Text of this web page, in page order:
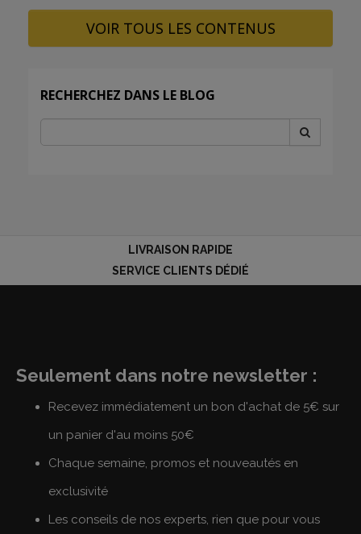
VOIR TOUS LES CONTENUS
RECHERCHEZ DANS LE BLOG
LIVRAISON RAPIDE
SERVICE CLIENTS DÉDIÉ
Seulement dans notre newsletter :
Recevez immédiatement un bon d'achat de 5€ sur
un panier d'au moins 50€
Chaque semaine, promos et nouveautés en
exclusivité
Les conseils de nos experts, rien que pour vous